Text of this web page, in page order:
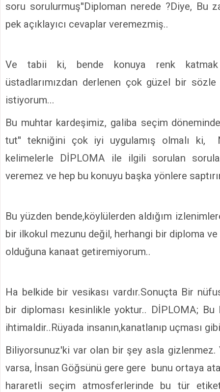
soru sorulurmuş''Diploman nerede ?Diye, Bu
pek açıklayıcı cevaplar veremezmiş..
Ve tabii ki, bende konuya renk
üstadlarımızdan derlenen çok güzel bir
istiyorum...
Bu muhtar kardeşimiz, galiba seçim
tut'' tekniğini çok iyi uygulamış olmalı ki,
kelimelerle DİPLOMA ile ilgili sorulan
veremez ve hep bu konuyu başka yönlere
Bu yüzden bende,köylülerden aldığım
bir ilkokul mezunu değil, herhangi bir diploma ve
olduğuna kanaat getiremiyorum..
Ha belkide bir vesikası vardır.Sonuçta Bir
bir diploması kesinlikle yoktur.. DİPLOMA;
ihtimaldir..Rüyada insanın,kanatlanıp uçması
Biliyorsunuz'ki var olan bir şey asla
varsa, İnsan Göğsünü gere gere bunu ortaya
hararetli seçim atmosferlerinde bu tür